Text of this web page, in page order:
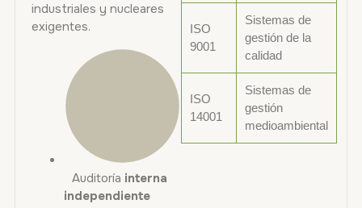
industriales y nucleares
exigentes.
Auditoría interna
independiente
ISO
9001
Sistemas de
gestión de la
calidad
ISO
14001
Sistemas de
gestión
medioambiental